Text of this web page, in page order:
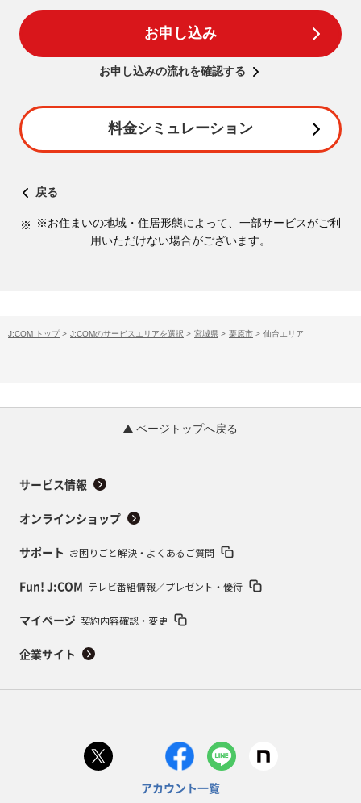
お申し込み
お申し込みの流れを確認する
料金シミュレーション
戻る
※お住まいの地域・住居形態によって、一部サービスがご利
用いただけない場合がございます。
J:COM トップ > J:COMのサービスエリアを選択 > 宮城県 > 栗原市 > 仙台エリア
ページトップへ戻る
サービス情報
オンラインショップ
サポート お困りごと解決・よくあるご質問
Fun! J:COM テレビ番組情報／プレゼント・優待
マイページ 契約内容確認・変更
企業サイト
アカウント一覧